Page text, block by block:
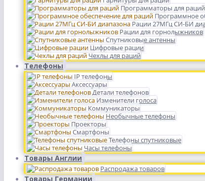
Программаторы для раций
Программное
Рации 27МГц СИ-БИ
Рации для горнолыжников
Спутниковые антенны
Цифровые рации
Чехлы для раций
Телефоны
IP телефоны
Аксессуары
Детали телефонов
Изменители голоса
Коммуникаторы
Необычные телефоны
Проекторы
Смартфоны
Телефоны спутниковые
Часы телефоны
Товары Англии
Распродажа товаров
Товары Германии